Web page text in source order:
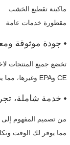
ماكينة تقطيع الخشب
مقطورة خدمات عامة
• جودة موثوقة
تخضع جميع المنتجات
CE وEPA وغيرها، مما يضمن أن كل جهاز تتلقاه يوفر أداءً مستقرًا وأمانًا.
• خدمة شاملة،
من تصميم المفهوم إلى
مما يوفر لك الوقت